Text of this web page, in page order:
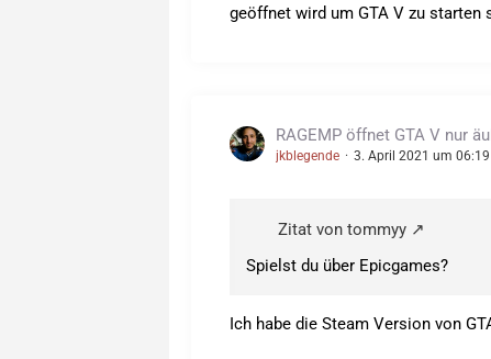
geöffnet wird um GTA V zu starten
RAGEMP öffnet GTA V nur
jkblegende 3. April 2021 um 06:19
Zitat von tommyy
Spielst du über Epicgames?
Ich habe die Steam Version von